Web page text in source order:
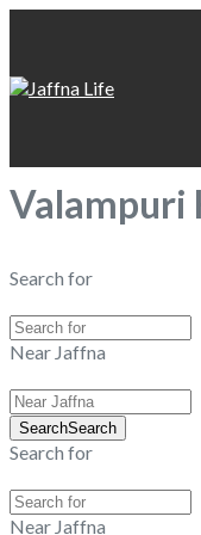
Valampuri
Search for
Near Jaffna
SearchSearch
Search for
Near Jaffna